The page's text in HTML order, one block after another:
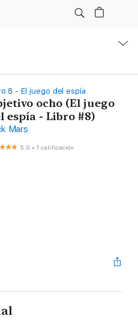
8 - El juego del espía
ocho (El juego
espía - Libro #8)
Mars
5.0 •1 calificación